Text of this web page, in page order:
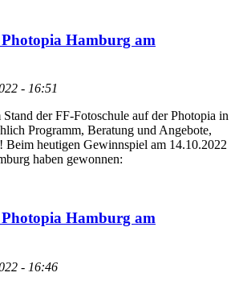
Hamburg am
- 16:51
der FF-Fotoschule auf der Photopia in
Programm, Beratung und Angebote,
Beim heutigen Gewinnspiel am 14.10.2022
haben gewonnen:
Hamburg am
- 16:46